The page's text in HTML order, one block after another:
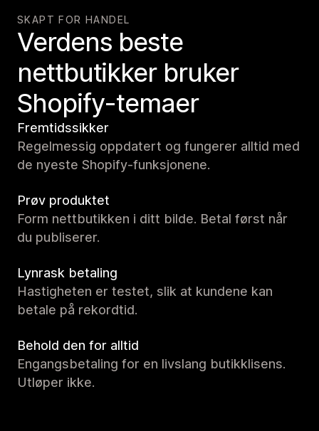
SKAPT FOR HANDEL
Verdens beste
nettbutikker bruker
Shopify-temaer
Fremtidssikker
Regelmessig oppdatert og fungerer alltid med
de nyeste Shopify-funksjonene.
Prøv produktet
Form nettbutikken i ditt bilde. Betal først når
du publiserer.
Lynrask betaling
Hastigheten er testet, slik at kundene kan
betale på rekordtid.
Behold den for alltid
Engangsbetaling for en livslang butikklisens.
Utløper ikke.